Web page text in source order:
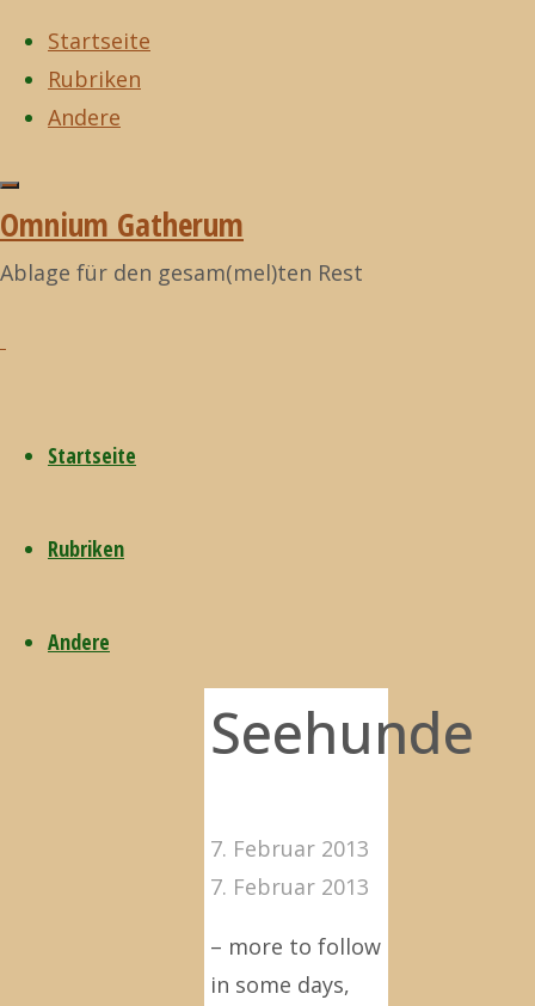
Zum
springen
Startseite
Rubriken
Andere
Omnium Gatherum
Ablage für den gesam(mel)ten Rest
Startseite
Rubriken
Andere
science!
Hai-Futter für
Seehunde
science!
Seehunde
7. Februar 2013
7. Februar 2013
– more to follow
in some days,